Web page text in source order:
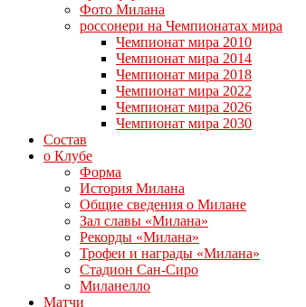
Фото Милана
россонери на Чемпионатах мира
Чемпионат мира 2010
Чемпионат мира 2014
Чемпионат мира 2018
Чемпионат мира 2022
Чемпионат мира 2026
Чемпионат мира 2030
Состав
о Клубе
Форма
История Милана
Общие сведения о Милане
Зал славы «Милана»
Рекорды «Милана»
Трофеи и награды «Милана»
Стадион Сан-Сиро
Миланелло
Матчи